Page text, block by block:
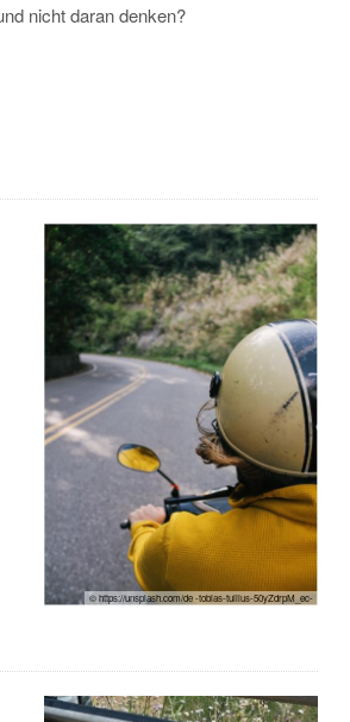
nicht daran denken?
© https://unsplash.com/de -tobias-tullius-50yZdrpM_ec-